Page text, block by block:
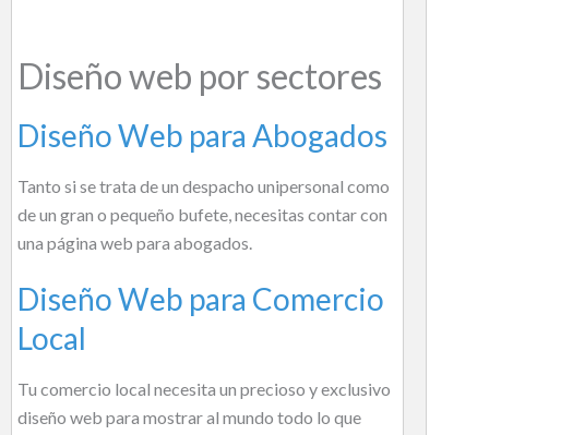
Diseño web por sectores
Diseño Web para Abogados
Tanto si se trata de un despacho unipersonal como
de un gran o pequeño bufete, necesitas contar con
una página web para abogados.
Diseño Web para Comercio
Local
Tu comercio local necesita un precioso y exclusivo
diseño web para mostrar al mundo todo lo que